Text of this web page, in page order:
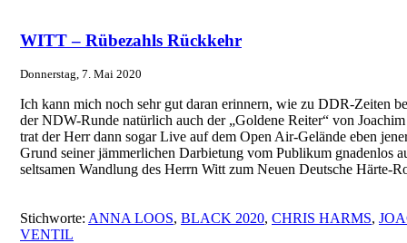
WITT – Rübezahls Rückkehr
Donnerstag, 7. Mai 2020
Ich kann mich noch sehr gut daran erinnern, wie zu DDR-Zeiten
der NDW-Runde natürlich auch der „Goldene Reiter“ von
trat der Herr dann sogar Live auf dem Open Air-Gelände eben
Grund seiner jämmerlichen Darbietung vom Publikum gnadenlos
seltsamen Wandlung des Herrn Witt zum Neuen Deutsche Härte-
Stichworte: ANNA LOOS, BLACK 2020, CHRIS HARMS,
VENTIL